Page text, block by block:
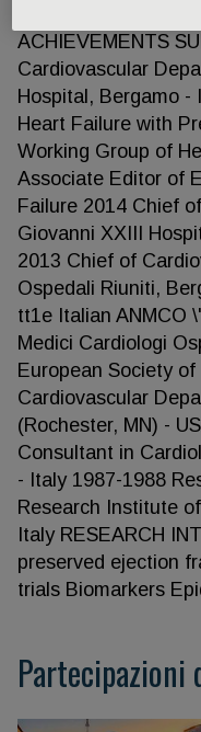
ACHIEVEMENTS
Cardiovascular
Hospital, Bergamo -
Heart Failure with
Working Group of
Associate Editor of
Failure 2014 Chief
Giovanni XXIII
2013 Chief of
Ospedali Riuniti,
tt1e Italian ANMCO
Medici Cardiologi
European Society
Cardiovascular
(Rochester, MN) -
Consultant in
- Italy 1987-1988
Research Institute
Italy RESEARCH
preserved ejection
trials Biomarkers
Partecipazioni